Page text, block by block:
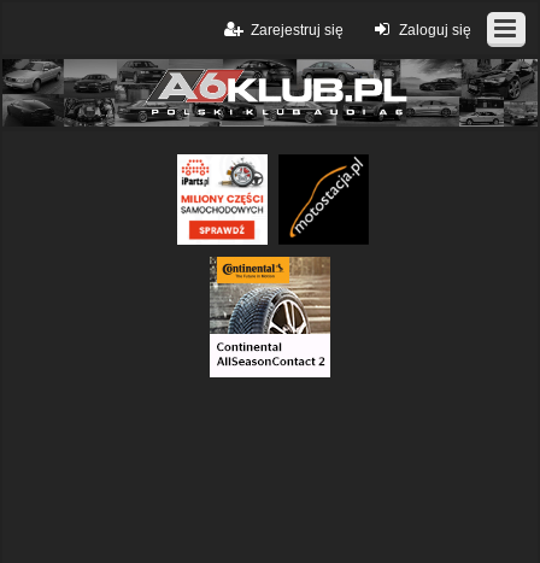
Zaloguj się
Zarejestruj się